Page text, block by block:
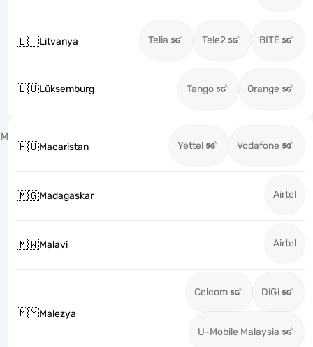
🇱🇹Litvanya Telia Tele2 BITĖ
🇱🇺Lüksemburg Tango Orange
M
🇭🇺Macaristan Yettel Vodafone
🇲🇬Madagaskar Airtel
🇲🇼Malavi Airtel
🇲🇾Malezya
Celcom DiGi
U-Mobile Malaysia